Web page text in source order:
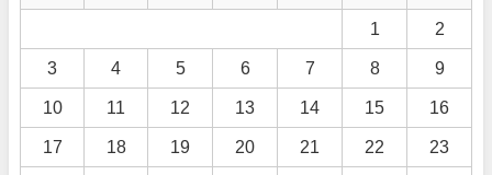
1 2
3 4 5 6 7 8 9
10 11 12 13 14 15 16
17 18 19 20 21 22 23